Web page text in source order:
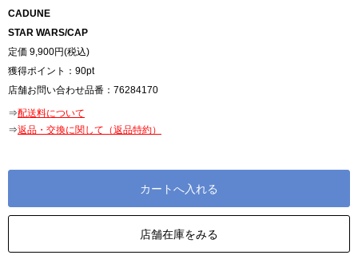
CADUNE
STAR WARS/CAP
定価 9,900円(税込)
獲得ポイント： 90pt
店舗お問い合わせ品番： 76284170
⇒配送料について
⇒返品・交換に関して（返品特約）
カートへ入れる
店舗在庫をみる